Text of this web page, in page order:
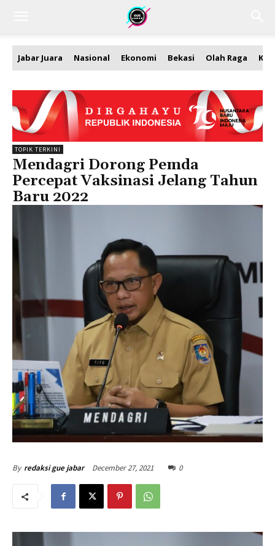
Jabar Juara Nasional Ekonomi Bekasi Olah Raga
TOPIK TERKINI
Mendagri Dorong Pemda
Percepat Vaksinasi Jelang Tahun
Baru 2022
By redaksi gue jabar December 27, 2021 0